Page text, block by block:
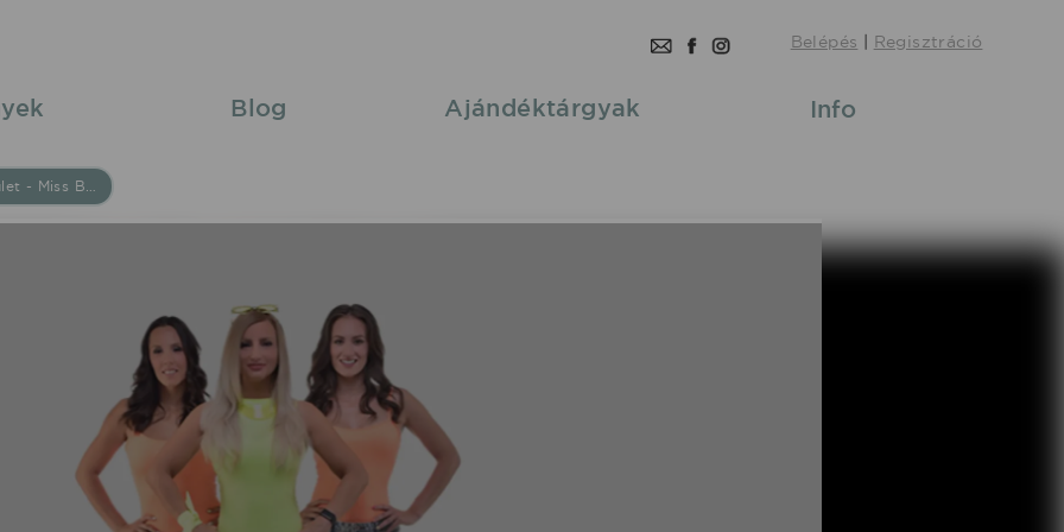
Belépés | Regisztráció
Blog Ajándéktárgyak Info
Bestiák Retro Őrület - Miss Bee 2026/05/24 18:00 Újfehértó Szabadtér fellépés